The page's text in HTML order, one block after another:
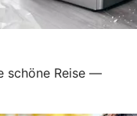
schöne Reise —